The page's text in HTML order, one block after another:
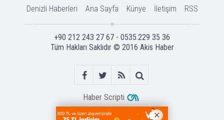
Denizli Haberleri Ana Sayfa Künye İletişim RSS
+90 212 243 27 67 - 0535.229 35 36
Tüm Hakları Saklıdır © 2016 Akis Haber
Haber Scripti